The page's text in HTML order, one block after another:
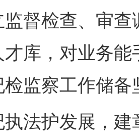
督检查、审
才库，对业务
检监察工作储
护发展，建